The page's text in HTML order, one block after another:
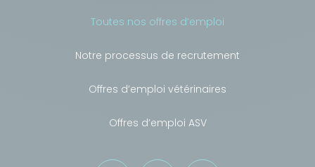
Toutes nos offres d’emploi
Notre processus de recrutement
Offres d’emploi vétérinaires
Offres d’emploi ASV